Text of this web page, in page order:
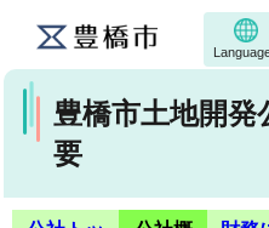
豊橋市土地開発
要